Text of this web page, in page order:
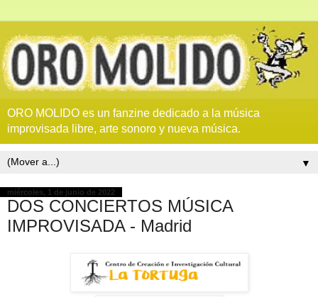
ORO MOLIDO es un fanzine dedicado a la música
improvisada libre, arte sonoro y nueva música.
▼
miércoles, 1 de junio de 2022
DOS CONCIERTOS MÚSICA
IMPROVISADA - Madrid